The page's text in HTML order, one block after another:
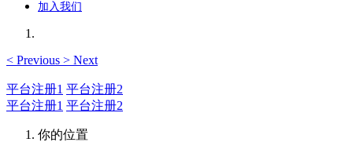
加入我们
< Previous > Next
平台注册1 平台注册2
平台注册1 平台注册2
你的位置